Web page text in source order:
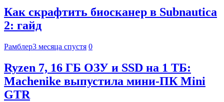
Как скрафтить биосканер в Subnautica
2: гайд
Рамблер3 месяца спустя 0
Ryzen 7, 16 ГБ ОЗУ и SSD на 1 ТБ:
Machenike выпустила мини-ПК Mini
GTR